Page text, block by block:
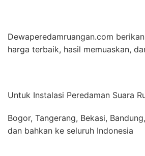
Dewaperedamruangan.com
harga terbaik, hasil memuaskan,
Untuk Instalasi Peredaman Suara
Bogor, Tangerang, Bekasi,
dan bahkan ke seluruh Indonesia